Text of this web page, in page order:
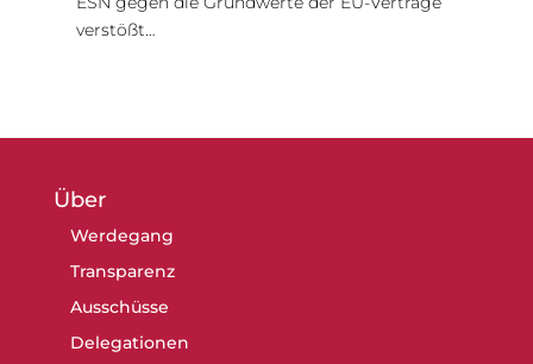
verstößt…
Über
Werdegang
Transparenz
Ausschüsse
Delegationen